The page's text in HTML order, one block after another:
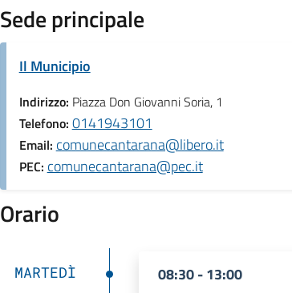
Sede principale
Il Municipio
Indirizzo: Piazza Don Giovanni Soria, 1
Telefono: 0141943101
Email: comunecantarana@libero.it
PEC: comunecantarana@pec.it
Orario
MARTEDÌ 08:30 - 13:00